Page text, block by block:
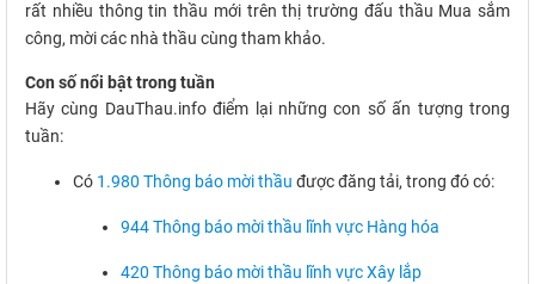
rất nhiều thông tin thầu mới trên thị trường đấu thầu Mua sắm
công, mời các nhà thầu cùng tham khảo.
Con số nổi bật trong tuần
Hãy cùng DauThau.info điểm lại những con số ấn tượng trong
tuần:
Có 1.980 Thông báo mời thầu được đăng tải, trong đó có:
944 Thông báo mời thầu lĩnh vực Hàng hóa
420 Thông báo mời thầu lĩnh vực Xây lắp